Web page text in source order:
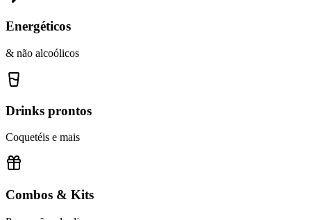
Energéticos
& não alcoólicos
Drinks prontos
Coquetéis e mais
Combos & Kits